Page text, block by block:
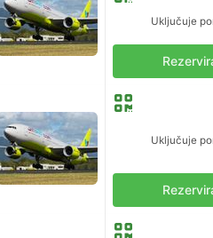
Uključuje
Uključuje